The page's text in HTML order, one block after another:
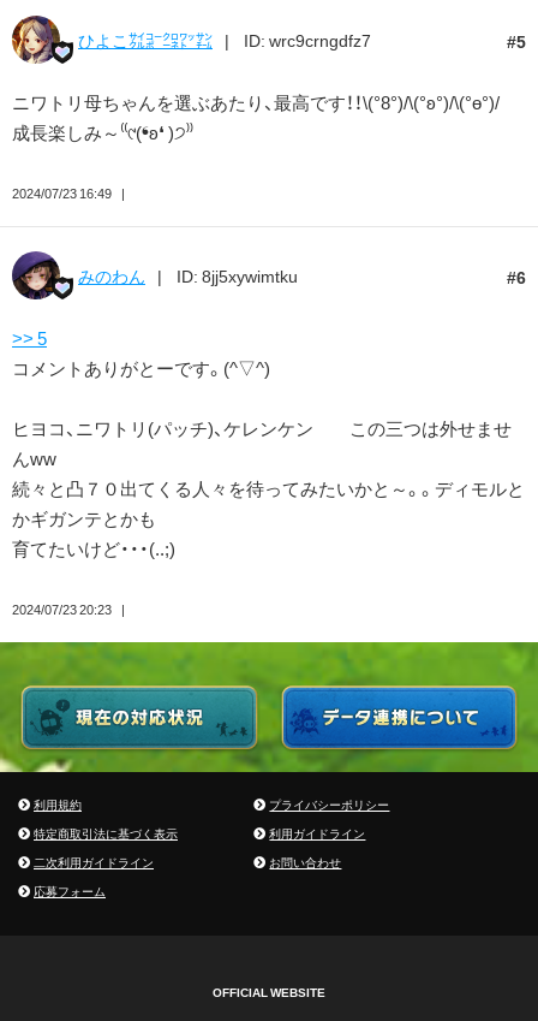
5
ひよこ㌟㌞㌛㍗㌠ ID: wrc9crngdfz7
ニワトリ母ちゃんを選ぶあたり、最高です！！\(°8°)/\(°ʚ°)/\(°ө°)/
成長楽しみ～⁽⁽୯(❛ʚ❛ )੭⁾⁾
2024/07/23 16:49
6
みのわん ID: 8jj5xywimtku
>> 5
コメントありがとーです。(^▽^)
ヒヨコ、ニワトリ(パッチ)、ケレンケン この三つは外せませ
んww
続々と凸７０出てくる人々を待ってみたいかと～。。ディモルと
かギガンテとかも
育てたいけど・・・(..;)
2024/07/23 20:23
利用規約
プライバシーポリシー
特定商取引法に基づく表示
利用ガイドライン
二次利用ガイドライン
お問い合わせ
応募フォーム
OFFICIAL WEBSITE